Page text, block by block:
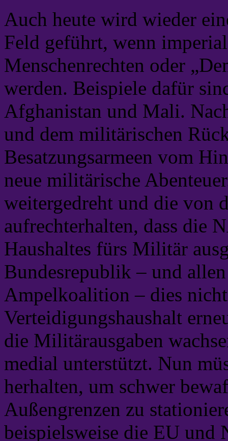
Auch heute wird wieder
Feld geführt, wenn
Menschenrechten oder
werden. Beispiele dafür
Afghanistan und Mali.
und dem militärischen
Besatzungsarmeen vom
neue militärische
weitergedreht und die von
aufrechterhalten, dass die
Haushaltes fürs Militär
Bundesrepublik – und
Ampelkoalition – dies
Verteidigungshaushalt
die Militärausgaben
medial unterstützt. Nun
herhalten, um schwer
Außengrenzen zu
beispielsweise die EU und